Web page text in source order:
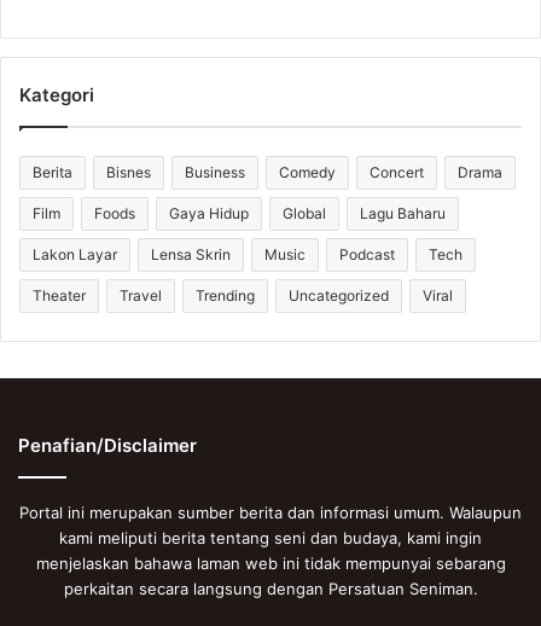
Kategori
Berita Bisnes Business Comedy Concert Drama
Film Foods Gaya Hidup Global Lagu Baharu
Lakon Layar Lensa Skrin Music Podcast Tech
Theater Travel Trending Uncategorized Viral
Penafian/Disclaimer
Portal ini merupakan sumber berita dan informasi umum. Walaupun
kami meliputi berita tentang seni dan budaya, kami ingin
menjelaskan bahawa laman web ini tidak mempunyai sebarang
perkaitan secara langsung dengan Persatuan Seniman.